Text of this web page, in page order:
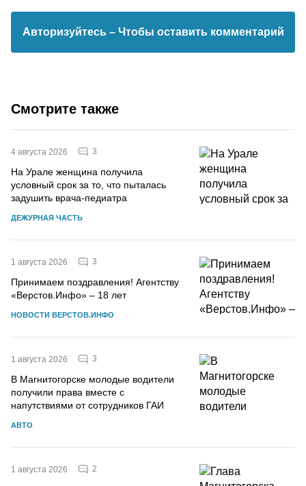
Авторизуйтесь – Чтобы оставить комментарий
Смотрите также
4 августа 2026 3
На Урале женщина получила
условный срок за то, что пыталась
задушить врача-педиатра
ДЕЖУРНАЯ ЧАСТЬ
1 августа 2026 3
Принимаем поздравления! Агентству
«Верстов.Инфо» – 18 лет
НОВОСТИ ВЕРСТОВ.ИНФО
1 августа 2026 3
В Магнитогорске молодые водители
получили права вместе с
напутствиями от сотрудников ГАИ
АВТО
1 августа 2026 2